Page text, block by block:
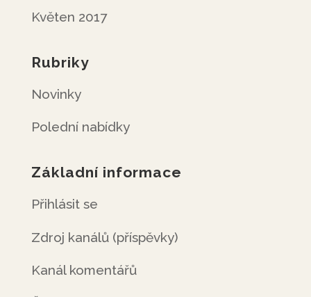
Květen 2017
Rubriky
Novinky
Polední nabídky
Základní informace
Přihlásit se
Zdroj kanálů (příspěvky)
Kanál komentářů